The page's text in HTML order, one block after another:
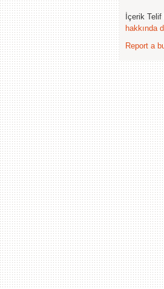
İçerik
hakkında
Report a